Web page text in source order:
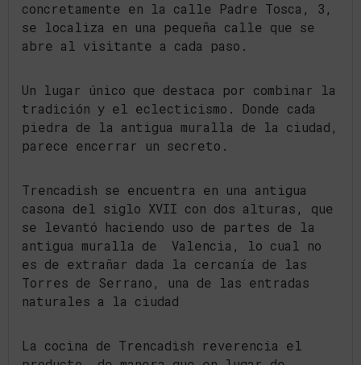
concretamente en la calle Padre Tosca, 3,
se localiza en una pequeña calle que se
abre al visitante a cada paso.
Un lugar único que destaca por combinar la
tradición y el eclecticismo. Donde cada
piedra de la antigua muralla de la ciudad,
parece encerrar un secreto.
Trencadish se encuentra en una antigua
casona del siglo XVII con dos alturas, que
se levantó haciendo uso de partes de la
antigua muralla de Valencia, lo cual no
es de extrañar dada la cercanía de las
Torres de Serrano, una de las entradas
naturales a la ciudad
La cocina de Trencadish reverencia el